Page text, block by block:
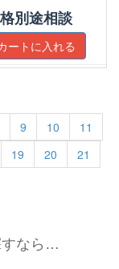
別途相談
ートに入れる
9 10
11
19 20
21
すなら…